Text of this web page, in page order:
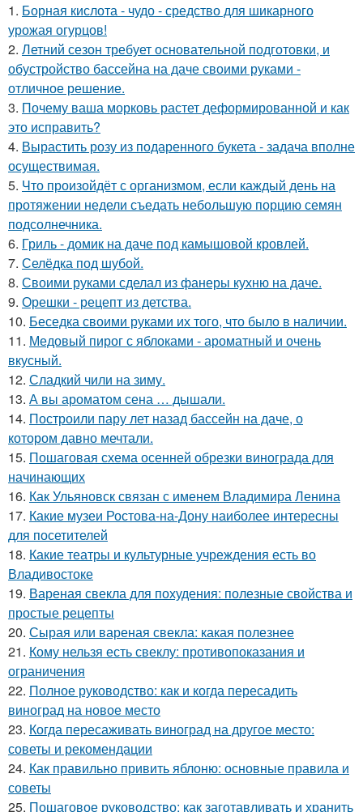
1. Борная кислота - чудо - средство для шикарного
урожая огурцов!
2. Летний сезон требует основательной подготовки, и
обустройство бассейна на даче своими руками -
отличное решение.
3. Почему ваша морковь растет деформированной и как
это исправить?
4. Вырастить розу из подаренного букета - задача вполне
осуществимая.
5. Что произойдёт с организмом, если каждый день на
протяжении недели съедать небольшую порцию семян
подсолнечника.
6. Гриль - домик на даче под камышовой кровлей.
7. Селёдка под шубой.
8. Своими руками сделал из фанеры кухню на даче.
9. Орешки - рецепт из детства.
10. Беседка своими руками их того, что было в наличии.
11. Медовый пирог с яблоками - ароматный и очень
вкусный.
12. Сладкий чили на зиму.
13. А вы ароматом сена … дышали.
14. Построили пару лет назад бассейн на даче, о
котором давно мечтали.
15. Пошаговая схема осенней обрезки винограда для
начинающих
16. Как Ульяновск связан с именем Владимира Ленина
17. Какие музеи Ростова-на-Дону наиболее интересны
для посетителей
18. Какие театры и культурные учреждения есть во
Владивостоке
19. Вареная свекла для похудения: полезные свойства и
простые рецепты
20. Сырая или вареная свекла: какая полезнее
21. Кому нельзя есть свеклу: противопоказания и
ограничения
22. Полное руководство: как и когда пересадить
виноград на новое место
23. Когда пересаживать виноград на другое место:
советы и рекомендации
24. Как правильно привить яблоню: основные правила и
советы
25. Пошаговое руководство: как заготавливать и хранить